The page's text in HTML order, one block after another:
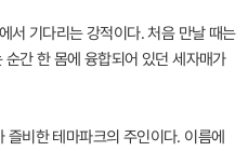
서 기다리는 강적이다. 처음 만날 때는
간 한 몸에 융합되어 있던 세자매가
즐비한 테마파크의 주인이다. 이름에